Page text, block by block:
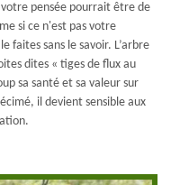
pensée pourrait être de
si ce n'est pas votre
faites sans le savoir. L’arbre
dites « tiges de flux au
sa santé et sa valeur sur
il devient sensible aux